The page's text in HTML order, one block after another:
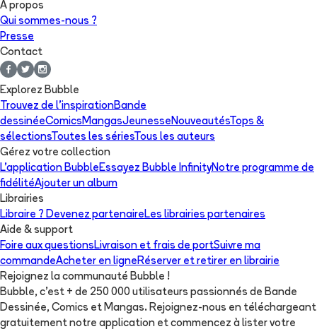
A propos
Qui sommes-nous ?
Presse
Contact
Explorez Bubble
Trouvez de l'inspirationBande
dessinéeComicsMangasJeunesseNouveautésTops &
sélectionsToutes les sériesTous les auteurs
Gérez votre collection
L'application BubbleEssayez Bubble InfinityNotre programme de
fidélitéAjouter un album
Librairies
Libraire ? Devenez partenaireLes librairies partenaires
Aide & support
Foire aux questionsLivraison et frais de portSuivre ma
commandeAcheter en ligneRéserver et retirer en librairie
Rejoignez la communauté Bubble !
Bubble, c'est + de 250 000 utilisateurs passionnés de Bande
Dessinée, Comics et Mangas. Rejoignez-nous en téléchargeant
gratuitement notre application et commencez à lister votre